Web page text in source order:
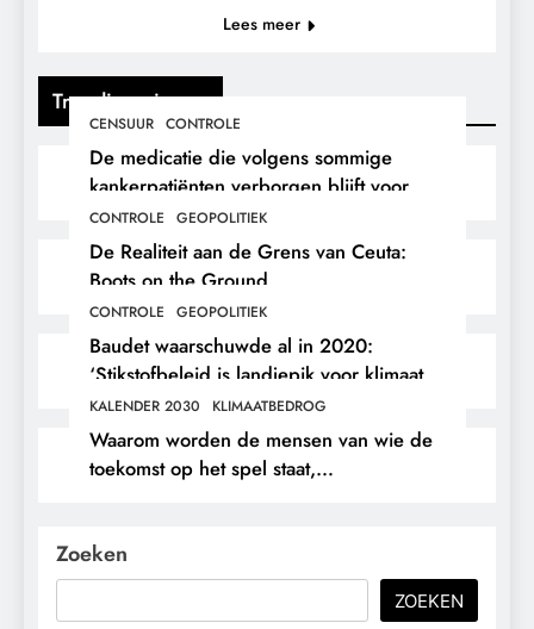
Trending nieuws
CENSUUR CONTROLE
De medicatie die volgens sommige
kankerpatiënten verborgen blijft voor
hun eigen arts.
CONTROLE GEOPOLITIEK
De Realiteit aan de Grens van Ceuta:
Boots on the Ground.
CONTROLE GEOPOLITIEK
Baudet waarschuwde al in 2020:
‘Stikstofbeleid is landjepik voor klimaat
en immigratie’.
KALENDER 2030 KLIMAATBEDROG
Waarom worden de mensen van wie de
toekomst op het spel staat,
Lees meer
Zoeken
ZOEKEN